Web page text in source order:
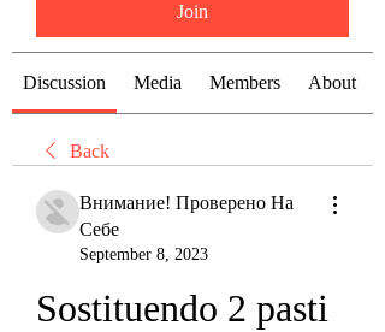
Join
Discussion Media Members About
Back
Внимание! Проверено На
Себе
September 8, 2023
Sostituendo 2 pasti